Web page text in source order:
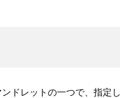
ドレットの一つで、指定し